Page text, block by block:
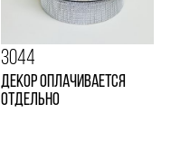
3044
Декор оплачивается
отдельно